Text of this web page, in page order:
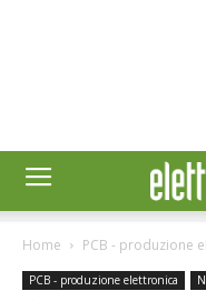
Home PCB - produzione
PCB - produzione elettronica